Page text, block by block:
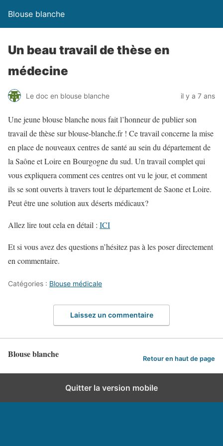
Blouse blanche
Un beau travail de thèse en
médecine
Le doc en blouse blanche il y a 7 ans
Une jeune blouse blanche nous fait l’honneur de publier son
travail de thèse sur blouse-blanche.fr ! Ce travail concerne la mise
en place de nouveaux centres de santé au sein du département de
la Saône et Loire en Bourgogne du sud. Un travail complet qui
vous expliquera comment ces centres ont vu le jour, et comment
ils se sont ouverts à travers tout le département de Saone et Loire.
Peut être une solution aux déserts médicaux?
Allez lire tout cela en détail : ICI
Et si vous avez des questions n’hésitez pas à les poser directement
en commentaire.
Catégories : Blouse médicale
Laissez un commentaire
Blouse blanche Retour en haut de page
Quitter la version mobile